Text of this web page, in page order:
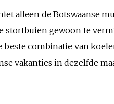
alleen de Botswaanse
gewoon te
beste combinatie van
vakanties in dezelfde